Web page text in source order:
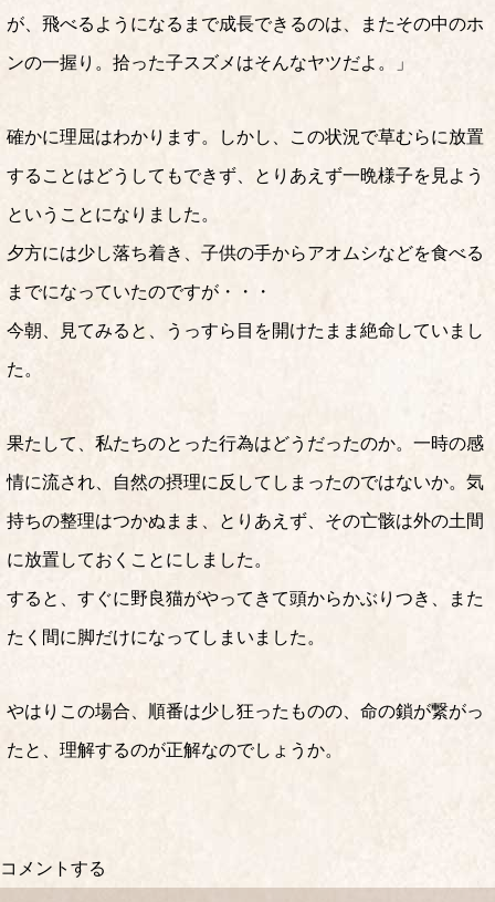
が、飛べるようになるまで成長できるのは、またその中のホ
ンの一握り。拾った子スズメはそんなヤツだよ。」
確かに理屈はわかります。しかし、この状況で草むらに放置
することはどうしてもできず、とりあえず一晩様子を見よう
ということになりました。
夕方には少し落ち着き、子供の手からアオムシなどを食べる
までになっていたのですが・・・
今朝、見てみると、うっすら目を開けたまま絶命していまし
た。
果たして、私たちのとった行為はどうだったのか。一時の感
情に流され、自然の摂理に反してしまったのではないか。気
持ちの整理はつかぬまま、とりあえず、その亡骸は外の土間
に放置しておくことにしました。
すると、すぐに野良猫がやってきて頭からかぶりつき、また
たく間に脚だけになってしまいました。
やはりこの場合、順番は少し狂ったものの、命の鎖が繋がっ
たと、理解するのが正解なのでしょうか。
コメントする